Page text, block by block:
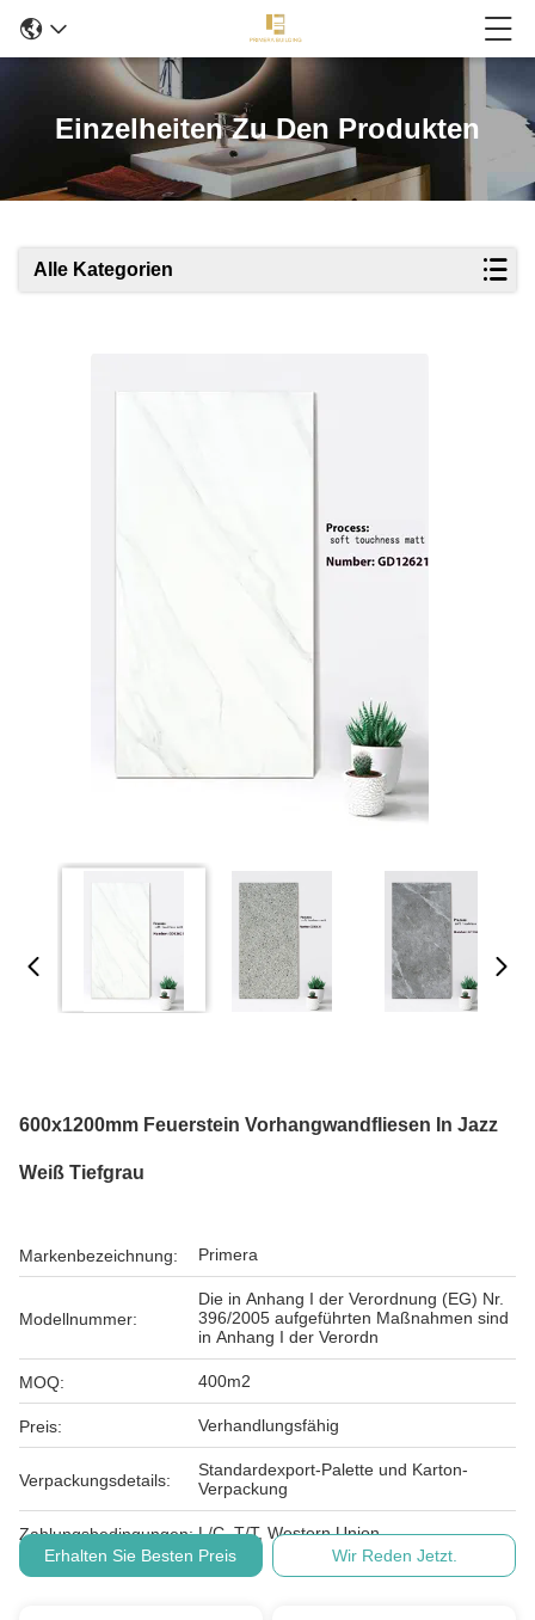
Einzelheiten Zu Den Produkten
Alle Kategorien
600x1200mm Feuerstein Vorhangwandfliesen In Jazz
Weiß Tiefgrau
Markenbezeichnung: Primera
Modellnummer:
Die in Anhang I der Verordnung (EG) Nr.
396/2005 aufgeführten Maßnahmen sind
in Anhang I der Verordn
MOQ: 400m2
Preis: Verhandlungsfähig
Verpackungsdetails:
Standardexport-Palette und Karton-
Verpackung
Zahlungsbedingungen: L/C, T/T, Western Union
Erhalten Sie Besten Preis
Wir Reden Jetzt.